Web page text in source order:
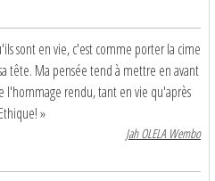
sont en vie, c'est comme porter la cime
tête. Ma pensée tend à mettre en avant
l'hommage rendu, tant en vie qu'après
»
Jah OLELA Wembo